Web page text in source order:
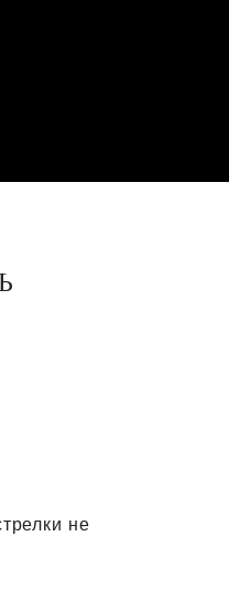
не